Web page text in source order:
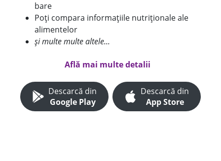
bare
Poți compara informațiile nutriționale ale
alimentelor
și multe multe altele...
Află mai multe detalii
Descarcă din
Google Play
Descarcă din
App Store